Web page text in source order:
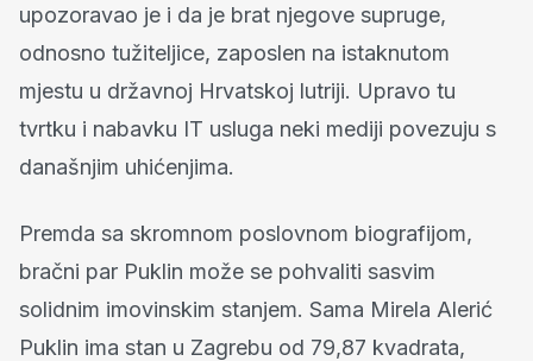
upozoravao je i da je brat njegove supruge,
odnosno tužiteljice, zaposlen na istaknutom
mjestu u državnoj Hrvatskoj lutriji. Upravo tu
tvrtku i nabavku IT usluga neki mediji povezuju s
današnjim uhićenjima.
Premda sa skromnom poslovnom biografijom,
bračni par Puklin može se pohvaliti sasvim
solidnim imovinskim stanjem. Sama Mirela Alerić
Puklin ima stan u Zagrebu od 79,87 kvadrata,